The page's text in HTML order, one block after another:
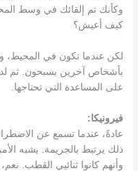
وكأنك تم إلقائك في وسط
كيف أعيش؟
لكن عندما تكون في المحيط،
بأشخاص آخرين يسبحون. ثم
على المساعدة التي تحتاجها.
فيرونيكا:
عادةً، عندما تسمع عن
ذلك يرتبط بالجريمة. يشبه
وأنهم كانوا ثنائيي القطب.